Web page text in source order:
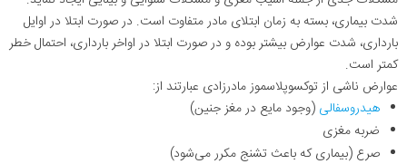
شدت بیماری، بسته به زمان ابتلای مادر متفاوت است. در صورت ابتلا در اوایل
بارداری، شدت عوارض بیشتر بوده و در صورت ابتلا در اواخر بارداری، احتمال خطر
کمتر است.
عوارض ناشی از توکسوپلاسموز مادرزادی عبارتند از:
هیدروسفالی (وجود مایع در مغز جنین)
ضربه مغزی
صرع (بیماری که باعث تشنج مکرر می‌شود)